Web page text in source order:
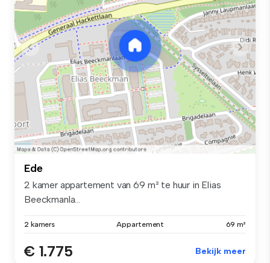
Ede
2 kamer appartement van 69 m² te huur in Elias
Beeckmanla...
2 kamers Appartement 69 m²
€ 1.775 Bekijk meer